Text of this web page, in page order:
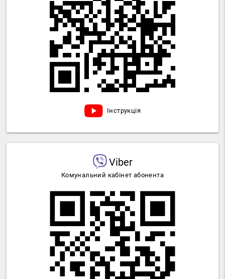
Інструкція
Viber
Комунальний кабінет абонента